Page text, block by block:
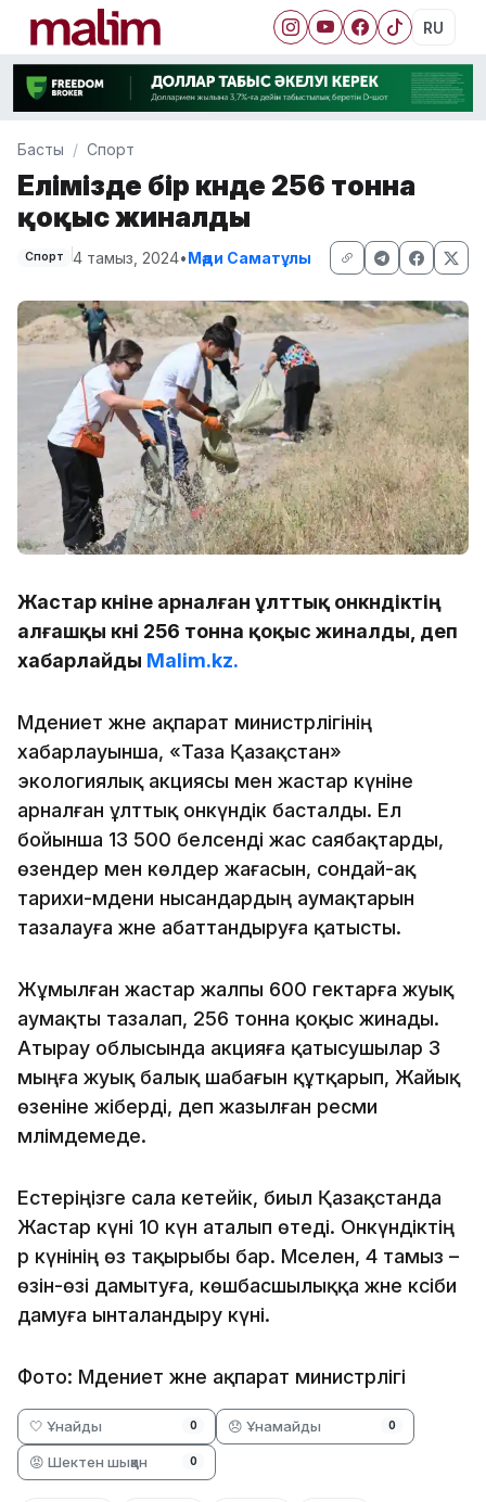
RU
Басты Спорт
Елімізде бір күнде 256 тонна
қоқыс жиналды
Спорт 4 тамыз, 2024•Мәди Саматұлы
Жастар күніне арналған ұлттық онкүндіктің
алғашқы күні 256 тонна қоқыс жиналды, деп
хабарлайды Malim.kz.
Мәдениет және ақпарат министрлігінің
хабарлауынша, «Таза Қазақстан»
экологиялық акциясы мен жастар күніне
арналған ұлттық онкүндік басталды. Ел
бойынша 13 500 белсенді жас саябақтарды,
өзендер мен көлдер жағасын, сондай-ақ
тарихи-мәдени нысандардың аумақтарын
тазалауға және абаттандыруға қатысты.
Жұмылған жастар жалпы 600 гектарға жуық
аумақты тазалап, 256 тонна қоқыс жинады.
Атырау облысында акцияға қатысушылар 3
мыңға жуық балық шабағын құтқарып, Жайық
өзеніне жіберді, деп жазылған ресми
мәлімдемеде.
Естеріңізге сала кетейік, биыл Қазақстанда
Жастар күні 10 күн аталып өтеді. Онкүндіктің
әр күнінің өз тақырыбы бар. Мәселен, 4 тамыз –
өзін-өзі дамытуға, көшбасшылыққа және кәсіби
дамуға ынталандыру күні.
Фото: Мәдениет және ақпарат министрлігі
🤍 Ұнайды 0 😞 Ұнамайды 0
😡 Шектен шыққан 0